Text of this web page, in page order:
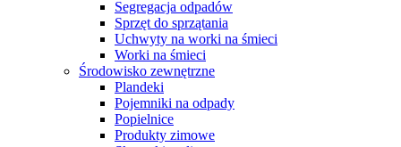
Segregacja odpadów
Sprzęt do sprzątania
Uchwyty na worki na śmieci
Worki na śmieci
Środowisko zewnętrzne
Plandeki
Pojemniki na odpady
Popielnice
Produkty zimowe